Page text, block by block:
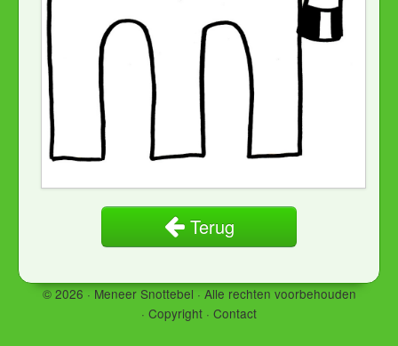
Terug
© 2026 · Meneer Snottebel ·Alle rechten voorbehouden
· Copyright · Contact